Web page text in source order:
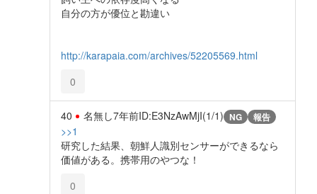
自分の方が優位と勘違い
http://karapaia.com/archives/52205569.html
0
40 名無し7年前ID:E3NzAwMjI(1/1) NG 報告
>>1
研究した結果、朝鮮人識別センサーができるなら
価値がある。携帯用のやつな！
0